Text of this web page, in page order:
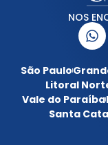
NOS
São Paulo
Litoral
Vale do Paraíba
Santa